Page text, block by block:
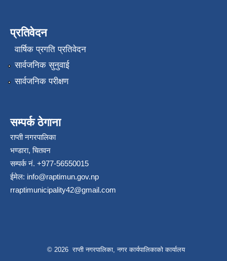
प्रतिवेदन
वार्षिक प्रगति प्रतिवेदन
सार्वजनिक सुनुवाई
सार्वजनिक परीक्षण
सम्पर्क ठेगाना
राप्ती नगरपालिका
भण्डारा, चितवन
सम्पर्क नं. +977-56550015
ईमेल: info@raptimun.gov.np
rraptimunicipality42@gmail.com
© 2026 राप्ती नगरपालिका, नगर कार्यपालिकाको कार्यालय